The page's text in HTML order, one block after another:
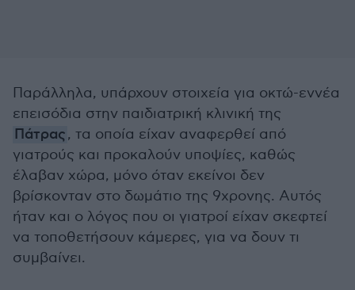
Παράλληλα, υπάρχουν στοιχεία για οκτώ-εννέα
επεισόδια στην παιδιατρική κλινική της
Πάτρας, τα οποία είχαν αναφερθεί από
γιατρούς και προκαλούν υποψίες, καθώς
έλαβαν χώρα, μόνο όταν εκείνοι δεν
βρίσκονταν στο δωμάτιο της 9χρονης. Αυτός
ήταν και ο λόγος που οι γιατροί είχαν σκεφτεί
να τοποθετήσουν κάμερες, για να δουν τι
συμβαίνει.